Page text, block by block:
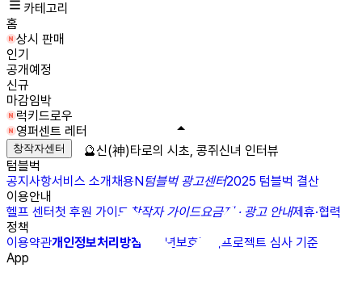
카테고리
홈
상시 판매
인기
공개예정
신규
마감임박
럭키드로우
영퍼센트 레터
창작자센터
텀블벅
공지사항서비스 소개채용N텀블벅 광고센터2025 텀블벅 결산
이용안내
헬프 센터첫 후원 가이드 창작자 가이드요금제 · 광고 안내제휴·협력
정책
이용약관개인정보처리방침 청소년보호정책프로젝트 심사 기준
App
🔮신(神)타로의 시초, 콩쥐신녀 인터뷰